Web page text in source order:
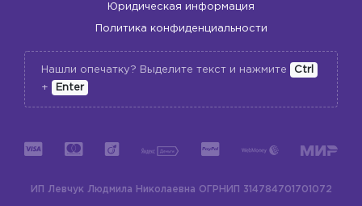
Юридическая информация
Политика конфиденциальности
Нашли опечатку? Выделите текст и нажмите
Ctrl
+
Enter
ИП Левчук Людмила Николаевна ОГРНИП 314784701701072